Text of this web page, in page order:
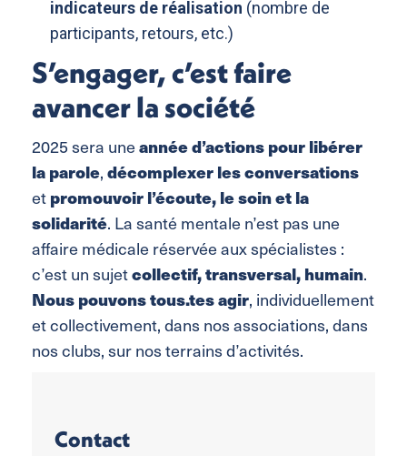
indicateurs de réalisation (nombre de
participants, retours, etc.)
S’engager, c’est faire
avancer la société
2025 sera uneannée d’actions pour libérer
la parole,décomplexer les conversations
etpromouvoir l’écoute, le soin et la
solidarité. La santé mentale n’est pas une
affaire médicale réservée aux spécialistes :
c’est un sujetcollectif, transversal, humain.
Nous pouvons tous.tes agir, individuellement
et collectivement, dans nos associations, dans
nos clubs, sur nos terrains d’activités.
Contact